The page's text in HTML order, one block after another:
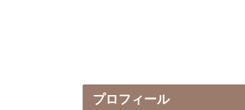
プロフィール